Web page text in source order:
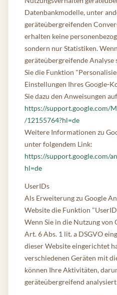
Datenbankmodelle, unter
geräteübergreifenden
erhalten keine
sondern nur Statistiken.
geräteübergreifende Analyse
Sie die Funktion
Einstellungen Ihres Google-
Sie dazu den Anweisungen
https://support.google.com/
/12155764?hl=de
Weitere Informationen zu
unter folgendem Link:
https://support.google.com/
hl=de
UserIDs
Als Erweiterung zu Google
Website die Funktion
Wenn Sie in die Nutzung von
Art. 6 Abs. 1 lit. a DSGVO
dieser Website eingerichtet
verschiedenen Geräten mit
können Ihre Aktivitäten,
geräteübergreifend